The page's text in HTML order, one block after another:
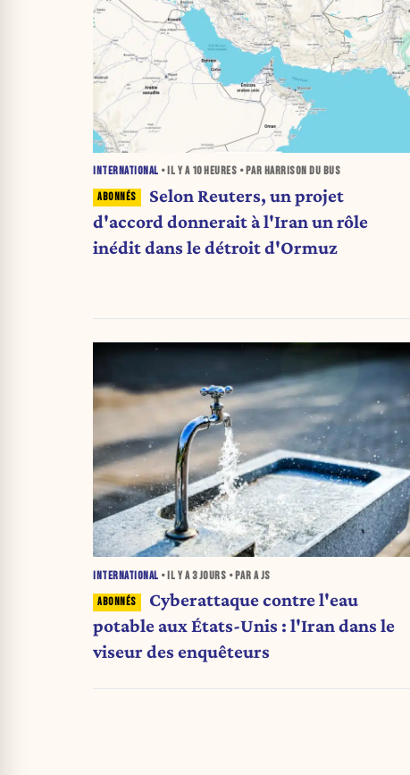
INTERNATIONAL • IL Y A 10 HEURES • PAR HARRISON DU BUS
Selon Reuters, un projet
d'accord donnerait à l'Iran un rôle
inédit dans le détroit d'Ormuz
INTERNATIONAL • IL Y A3 JOURS • PAR A JS
Cyberattaque contre l'eau
potable aux États-Unis : l'Iran dans le
viseur des enquêteurs